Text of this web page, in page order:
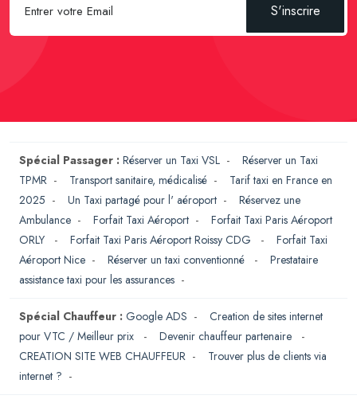
S'inscrire
Spécial Passager : Réserver un Taxi VSL - Réserver un Taxi
TPMR - Transport sanitaire, médicalisé - Tarif taxi en France en
2025 - Un Taxi partagé pour l' aéroport - Réservez une
Ambulance - Forfait Taxi Aéroport - Forfait Taxi Paris Aéroport
ORLY
- Forfait Taxi Paris Aéroport Roissy CDG - Forfait Taxi
Aéroport Nice - Réserver un taxi conventionné - Prestataire
assistance taxi pour les assurances -
Spécial Chauffeur : Google ADS - Creation de sites internet
pour VTC / Meilleur prix
- Devenir chauffeur partenaire
-
CREATION SITE WEB CHAUFFEUR - Trouver plus de clients via
internet ? -